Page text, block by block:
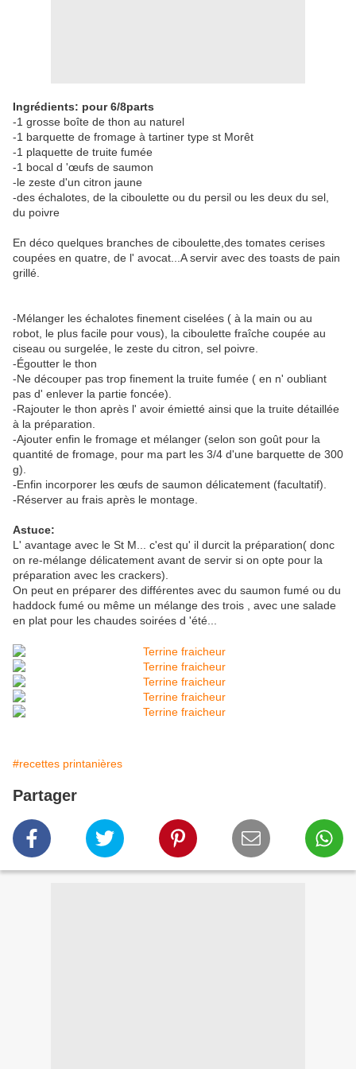
Ingrédients: pour 6/8parts
-1 grosse boîte de thon au naturel
-1 barquette de fromage à tartiner type st Morêt
-1 plaquette de truite fumée
-1 bocal d 'œufs de saumon
-le zeste d'un citron jaune
-des échalotes, de la ciboulette ou du persil ou les deux du sel,
du poivre
En déco quelques branches de ciboulette,des tomates cerises
coupées en quatre, de l' avocat...A servir avec des toasts de pain
grillé.
-Mélanger les échalotes finement ciselées ( à la main ou au
robot, le plus facile pour vous), la ciboulette fraîche coupée au
ciseau ou surgelée, le zeste du citron, sel poivre.
-Égoutter le thon
-Ne découper pas trop finement la truite fumée ( en n' oubliant
pas d' enlever la partie foncée).
-Rajouter le thon après l' avoir émietté ainsi que la truite détaillée
à la préparation.
-Ajouter enfin le fromage et mélanger (selon son goût pour la
quantité de fromage, pour ma part les 3/4 d'une barquette de 300
g).
-Enfin incorporer les œufs de saumon délicatement (facultatif).
-Réserver au frais après le montage.
Astuce:
L' avantage avec le St M... c'est qu' il durcit la préparation( donc
on re-mélange délicatement avant de servir si on opte pour la
préparation avec les crackers).
On peut en préparer des différentes avec du saumon fumé ou du
haddock fumé ou même un mélange des trois , avec une salade
en plat pour les chaudes soirées d 'été...
#recettes printanières
Partager